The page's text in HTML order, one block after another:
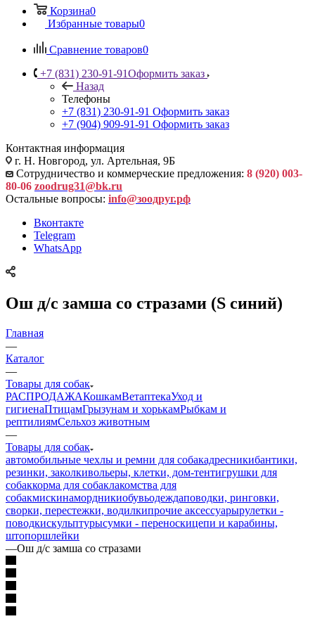
Корзина0
Избранные товары0
Сравнение товаров0
+7 (831) 230-91-91Оформить заказ
Назад
Телефоны
+7 (831) 230-91-91 Оформить заказ
+7 (904) 909-91-91 Оформить заказ
Контактная информация
г. Н. Новгород, ул. Артельная, 9Б
Сотрудничество и коммерческие предложения: 8 (920) 003-
80-06 zoodrug31@bk.ru
Остальные вопросы: info@зоодруг.рф
Вконтакте
Telegram
WhatsApp
Ош д/с замша со стразами (S синий)
Главная
—
Каталог
—
Товары для собак
РАСПРОДАЖАКошкамВетаптекаУход и
гигиенаПтицамГрызунам и хорькамРыбкам и
рептилиямСельхоз животным
—
Товары для собак
автомобильные чехлы и ремни для собакадресникибантики,
резинки, заколкивольеры, клетки, дом-тентигрушки для
собаккорма для собаклакомства для
собакмискинамордникиобувьодеждаповодки, ринговки,
сворки, перестежки, водилкипрочие аксессуарырулетки -
поводкискульптурысумки - переноскицепи и карабины,
штопоршлейки
—Ош д/с замша со стразами